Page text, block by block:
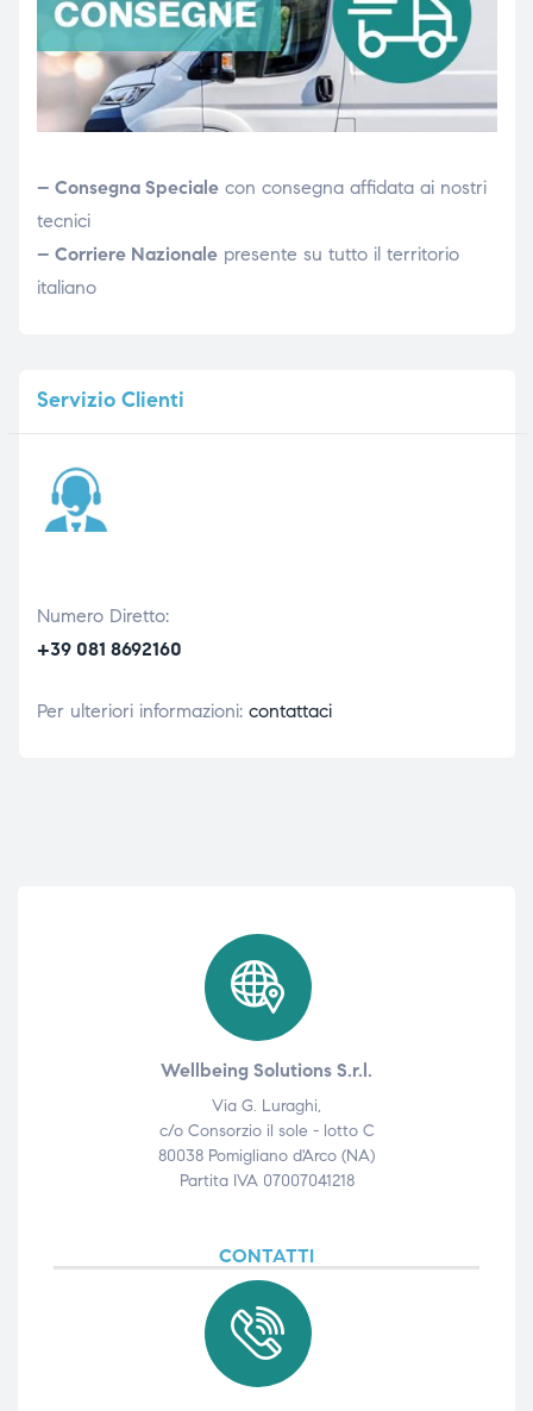
– Consegna Specialecon consegna affidata ai nostri
tecnici
– Corriere Nazionalepresente su tutto il territorio
italiano
ServizioClienti
Numero Diretto:
+39 081 8692160
Per ulteriori informazioni: contattaci
Wellbeing Solutions S.r.l.
Via G. Luraghi,
c/o Consorzio il sole - lotto C
80038 Pomigliano d'Arco (NA)
Partita IVA 07007041218
CONTATTI